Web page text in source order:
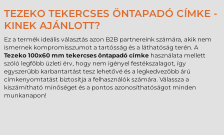
TEZEKO TEKERCSES ÖNTAPADÓ CÍMKE -
KINEK AJÁNLOTT?
Ez a termék ideális választás azon B2B partnereink számára, akik nem
ismernek kompromisszumot a tartósság és a láthatóság terén. A
Tezeko 100x60 mm tekercses öntapadó címke használata mellett
szóló legfőbb üzleti érv, hogy nem igényel festékszalagot, így
egyszerűbb karbantartást tesz lehetővé és a legkedvezőbb árú
címkenyomtatást biztosítja a felhasználók számára. Válassza a
kiszámítható minőséget és a pontos azonosíthatóságot minden
munkanapon!